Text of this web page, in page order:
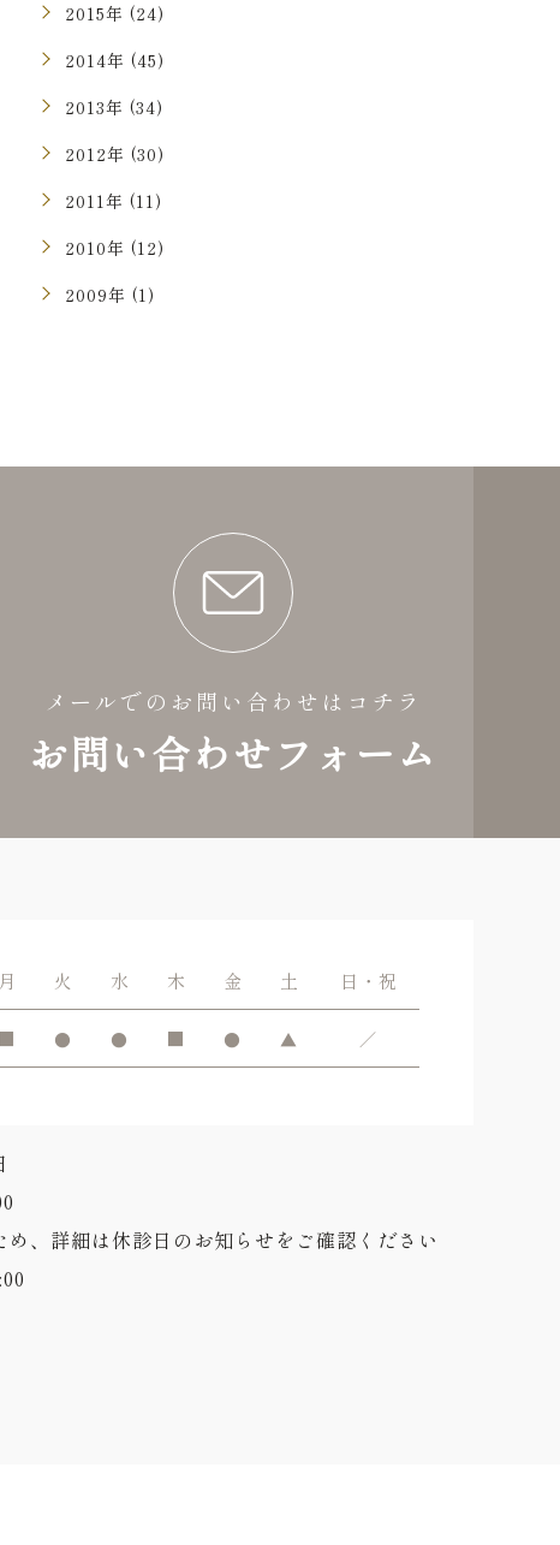
2015年 (24)
2014年 (45)
2013年 (34)
2012年 (30)
2011年 (11)
2010年 (12)
2009年 (1)
メールでのお問い合わせはコチラ
お問い合わせフォーム
月 火 水 木 金 土 日・祝
■ ● ● ■ ● ▲ ／
、詳細は休診日のお知らせをご確認ください